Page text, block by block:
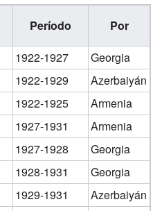
Período
Por
1922-1927
Georgia
1922-1929
Azerbaiyán
1922-1925
Armenia
1927-1931
Armenia
1927-1928
Georgia
1928-1931
Georgia
1929-1931
Azerbaiyán